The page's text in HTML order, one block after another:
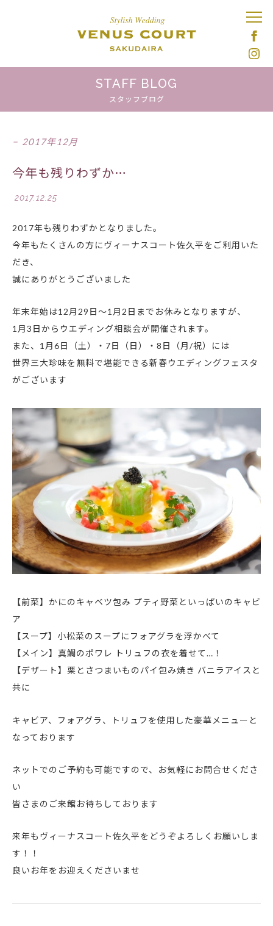
STAFF BLOG
スタッフブログ
2017年12月
今年も残りわずか…
2017.12.25
2017年も残りわずかとなりました。
今年もたくさんの方にヴィーナスコート佐久平をご利用いた
だき、
誠にありがとうございました
年末年始は12月29日～1月2日までお休みとなりますが、
1月3日からウエディング相談会が開催されます。
また、1月6日（土）・7日（日）・8日（月/祝）には
世界三大珍味を無料で堪能できる新春ウエディングフェスタ
がございます
【前菜】かにのキャベツ包み プティ野菜といっぱいのキャビ
ア
【スープ】小松菜のスープにフォアグラを浮かべて
【メイン】真鯛のポワレ トリュフの衣を着せて…！
【デザート】栗とさつまいものパイ包み焼き バニラアイスと
共に
キャビア、フォアグラ、トリュフを使用した豪華メニュー と
なっております
ネットでのご予約も可能ですので、お気軽にお問合せくださ
い
皆さまのご来館お待ちしております
来年もヴィーナスコート佐久平をどうぞよろしくお願いしま
す！！
良いお年をお迎えくださいませ